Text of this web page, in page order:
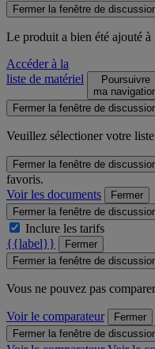
Fermer la fenêtre de
Le produit a bien été ajouté
Accéder à la
liste de matériel
Poursuivre
ma
Fermer la fenêtre de
Veuillez sélectioner votre liste
Fermer la fenêtre de
favoris.
Voir les documents
Fermer
Fermer la fenêtre de
Inclure les tarifs
{{label}}
Fermer
Fermer la fenêtre de
Vous ne pouvez pas
Voir le comparateur
Fermer
Fermer la fenêtre de